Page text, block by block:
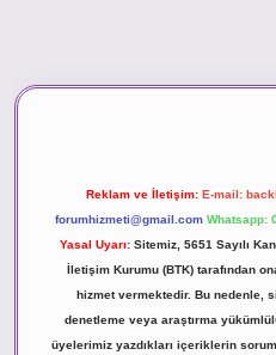
Reklam ve İletişim: E-mail:
forumhizmeti@gmail.com Whatsapp:
Yasal Uyarı: Sitemiz, 5651 Sayılı
İletişim Kurumu (BTK) tarafından
hizmet vermektedir. Bu nedenle,
denetleme veya araştırma
üyelerimiz yazdıkları içeriklerin